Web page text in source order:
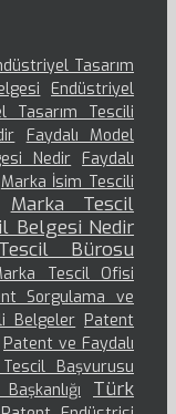
Tasarım
Endüstriyel
Tasarım Tescili
Faydalı Model
Nedir Faydalı
Marka İsim Tescili
Marka Tescil
Belgesi Nedir
Bürosu
Tescil Ofisi
Sorgulama ve
Belgeler Patent
Patent ve Faydalı
Başvurusu
Türk